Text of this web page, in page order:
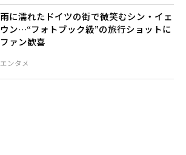
エンタメ
雨に濡れたドイツの街で微笑むシン・イェ
ウン…“フォトブック級”の旅行ショットに
ファン歓喜